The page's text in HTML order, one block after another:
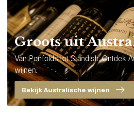
Groots uit
Van Penfolds tot Standish. Ontdek
wijnen.
Bekijk Australische wijnen